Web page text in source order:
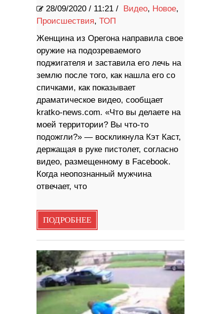
28/09/2020 / 11:21 / Видео, Новое,
Происшествия, ТОП
Женщина из Орегона направила свое
оружие на подозреваемого
поджигателя и заставила его лечь на
землю после того, как нашла его со
спичками, как показывает
драматическое видео, сообщает
kratko-news.com. «Что вы делаете на
моей территории? Вы что-то
подожгли?» — воскликнула Кэт Каст,
держащая в руке пистолет, согласно
видео, размещенному в Facebook.
Когда неопознанный мужчина
отвечает, что
ПОДРОБНЕЕ